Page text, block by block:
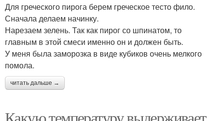
Для греческого пирога берем греческое тесто фило.
Сначала делаем начинку.
Нарезаем зелень. Так как пирог со шпинатом, то
главным в этой смеси именно он и должен быть.
У меня была заморозка в виде кубиков очень мелкого
помола.
читать дальше →